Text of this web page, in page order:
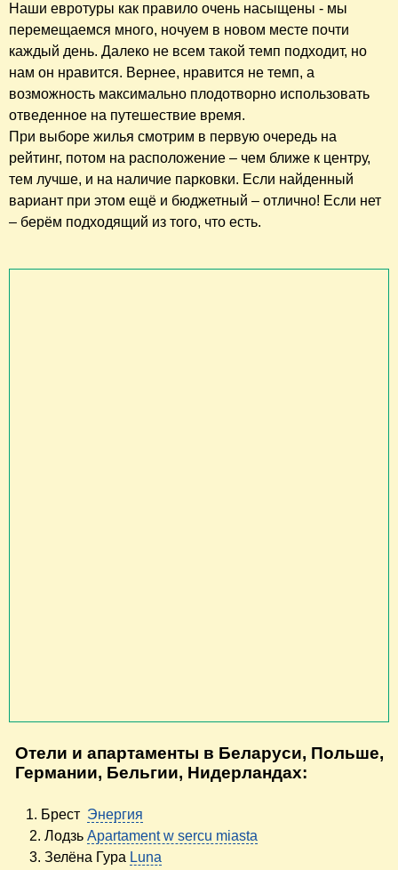
Наши евротуры как правило очень насыщены - мы
перемещаемся много, ночуем в новом месте почти
каждый день. Далеко не всем такой темп подходит, но
нам он нравится. Вернее, нравится не темп, а
возможность максимально плодотворно использовать
отведенное на путешествие время.
При выборе жилья смотрим в первую очередь на
рейтинг, потом на расположение – чем ближе к центру,
тем лучше, и на наличие парковки. Если найденный
вариант при этом ещё и бюджетный – отлично! Если нет
– берём подходящий из того, что есть.
Отели и апартаменты в Беларуси, Польше,
Германии, Бельгии, Нидерландах:
1. Брест Энергия
2. ЛодзьApartament w sercu miasta
3. Зелёна Гура Luna